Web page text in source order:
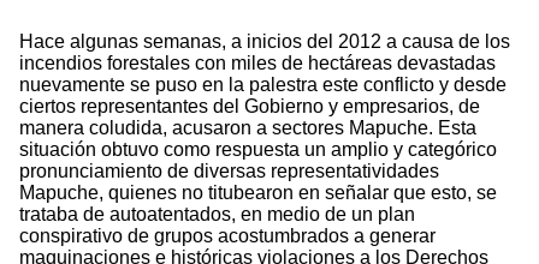
Hace algunas semanas, a inicios del 2012 a causa de los
incendios forestales con miles de hectáreas devastadas
nuevamente se puso en la palestra este conflicto y desde
ciertos representantes del Gobierno y empresarios, de
manera coludida, acusaron a sectores Mapuche. Esta
situación obtuvo como respuesta un amplio y categórico
pronunciamiento de diversas representatividades
Mapuche, quienes no titubearon en señalar que esto, se
trataba de autoatentados, en medio de un plan
conspirativo de grupos acostumbrados a generar
maquinaciones e históricas violaciones a los Derechos